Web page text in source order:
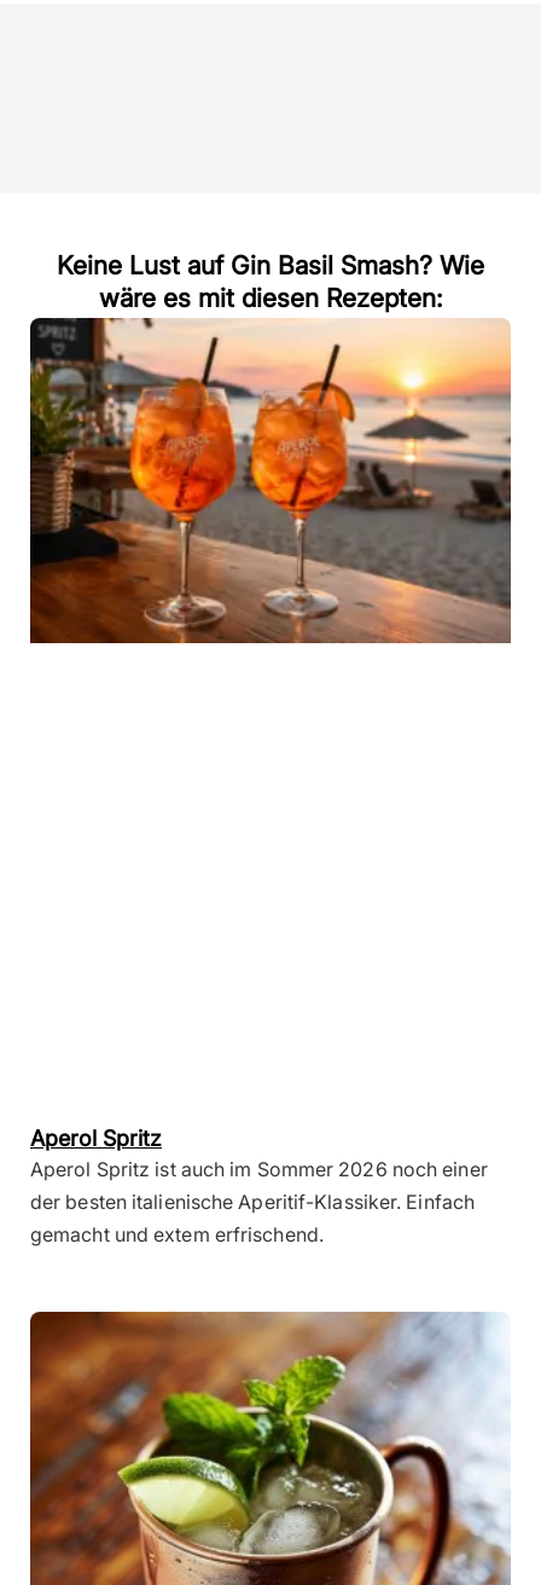
Keine Lust auf Gin Basil Smash? Wie
wäre es mit diesen Rezepten:
Aperol Spritz
Aperol Spritz ist auch im Sommer 2026 noch einer
der besten italienische Aperitif-Klassiker. Einfach
gemacht und extem erfrischend.